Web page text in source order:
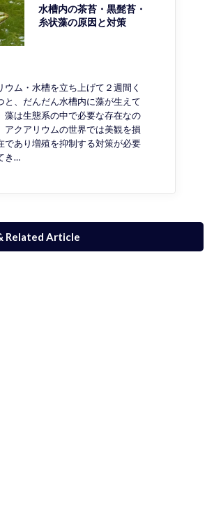
水槽内の茶苔・黒髭苔・
糸状藻の原因と対策
ウム・水槽を立ち上げて２週間く
と、だんだん水槽内に藻が生えて
藻は生態系の中で必要な存在なの
アクアリウムの世界では美観を損
であり増殖を抑制する対策が必要
き…
Related Article